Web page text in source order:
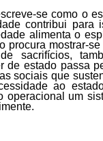
se como o
contribui para
alimenta o
procura mostrar-
sacrifícios,
de estado passa
sociais que
ao
operacional um